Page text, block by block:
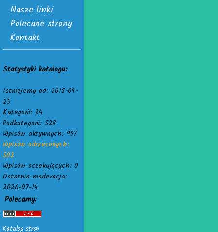
Nasze linki
Polecane strony
Kontakt
Statystyki katalogu:
Istniejemy od: 2015-09-
25
Kategorii: 24
Podkategorii: 528
Wpisów aktywnych: 957
Wpisów odrzuconych:
502
Wpisów oczekujących: 0
Ostatnia moderacja:
2026-07-14
Polecamy:
Katalog stron